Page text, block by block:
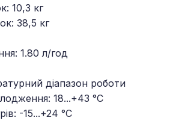
10,3 кг
38,5 кг
1.80 л/год
діапазон роботи
18...+43 °C
-15...+24 °C